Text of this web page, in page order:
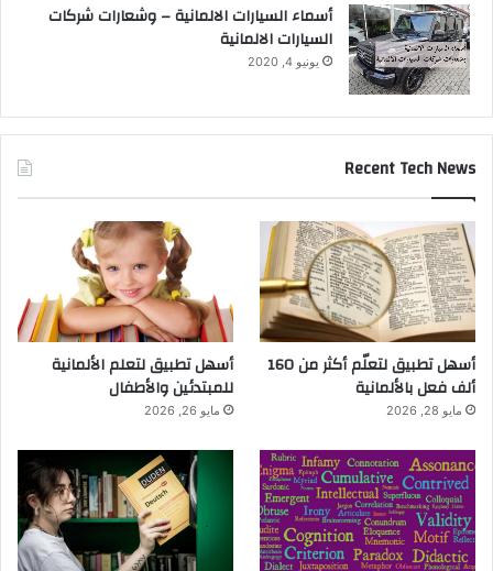
أسماء السيارات الالمانية – وشعارات شركات
السيارات الالمانية
يونيو 4, 2020
Recent Tech News
أسهل تطبيق لتعلّم أكثر من 160
ألف فعل بالألمانية
مايو 28, 2026
أسهل تطبيق لتعلم الألمانية
للمبتدئين والأطفال
مايو 26, 2026